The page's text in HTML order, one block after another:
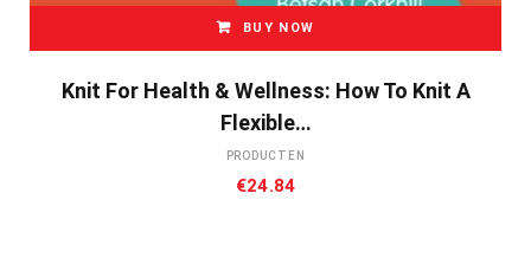
BUY NOW
Knit For Health & Wellness: How To Knit A
Flexible…
PRODUCTEN
€24.84